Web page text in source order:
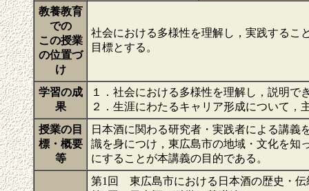
教養教育
での
この授業
の位置づ
け
社会における多様性を理解し，実践するこ
目標とする。
学習の成
果
１．社会における多様性を理解し，説明で
２．生涯にわたるキャリア形成について，
授業の目
標・概要
等
日本酒に関わる研究者・実践者による講義
識を身につけ，東広島市の地域・文化を知
にすることが本講義の目的である。
第1回 東広島市における日本酒の歴史・伝